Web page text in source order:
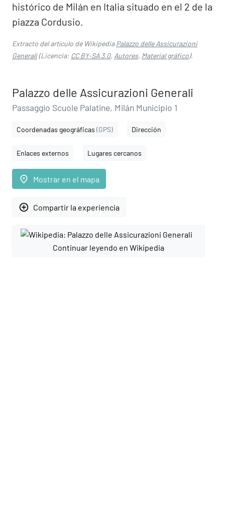
histórico de Milán en Italia situado en el 2 de la
piazza Cordusio.
Extracto del artículo de WikipediaPalazzo delle Assicurazioni
Generali(Licencia: CC BY-SA 3.0, Autores, Material gráfico).
Palazzo delle Assicurazioni Generali
Passaggio Scuole Palatine, Milán Municipio 1
Coordenadas geográficas (GPS) Dirección
Enlaces externos Lugares cercanos
place Mostrar en el mapa
add_circle_outline Compartir la experiencia
Continuar leyendo en Wikipedia